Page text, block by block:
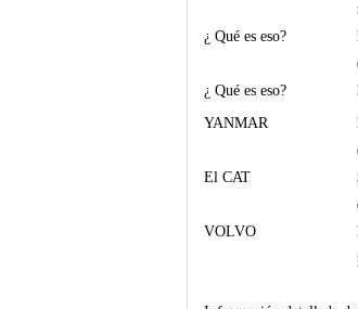
¿ Qué es eso?
¿ Qué es eso?
YANMAR
El CAT
VOLVO